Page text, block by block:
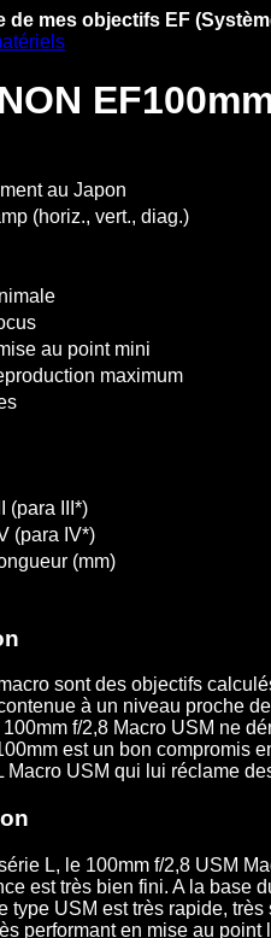
de mes objectifs EF
au Japon
(horiz., vert., diag.)
au point mini
maximum
(para III*)
(para IV*)
(mm)
sont des objectifs
à un niveau proche
f/2,8 Macro USM ne
est un bon compromis
Macro USM qui lui réclame
L, le 100mm f/2,8 USM
est très bien fini. A la base
type USM est très rapide,
performant en mise au